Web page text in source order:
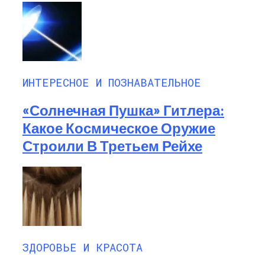
ИНТЕРЕСНОЕ И ПОЗНАВАТЕЛЬНОЕ
«Солнечная Пушка» Гитлера:
Какое Космическое Оружие
Строили В Третьем Рейхе
ЗДОРОВЬЕ И КРАСОТА